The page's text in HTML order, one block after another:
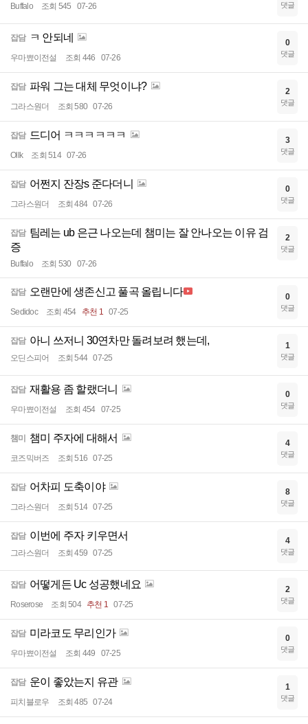
Buffalo 조회 545 07-26 댓글
잡담 ㅋ 안되네
우마뾰이전설 조회 446 07-26
0
댓글
잡담 파워 그는 대체 무엇이냐?
그라스원더 조회 580 07-26
2
댓글
잡담 드디어 ㅋㅋㅋㅋㅋㅋ
Ollk 조회 514 07-26
3
댓글
잡담 어쩐지 잔장s 준다더니
그라스원더 조회 484 07-26
0
댓글
잡담 팀레는 ub 은근 나오는데 챔미는 잘 안나오는 이유 검
증
Buffalo 조회 530 07-26
2
댓글
잡담 오랜만에 생존신고 풀곡 올립니다
Sedidoc 조회 454 추천 1 07-25
0
댓글
잡담 아니 쓰저니 30연차만 돌려보려 했는데,
오딘스피어 조회 544 07-25
1
댓글
잡담 재활용 좀 할랬더니
우마뾰이전설 조회 454 07-25
0
댓글
챔미 챔미 주자에 대해서
코즈믹버즈 조회 516 07-25
4
댓글
잡담 어차피 도축이야
그라스원더 조회 514 07-25
8
댓글
잡담 이번에 주자 키우면서
그라스원더 조회 459 07-25
4
댓글
잡담 어떻게든 Uc 성공했네요
Roserose 조회 504 추천 1 07-25
2
댓글
잡담 미라코도 무리인가
우마뾰이전설 조회 449 07-25
0
댓글
잡담 운이 좋았는지 유관
피치블로우 조회 485 07-24
1
댓글